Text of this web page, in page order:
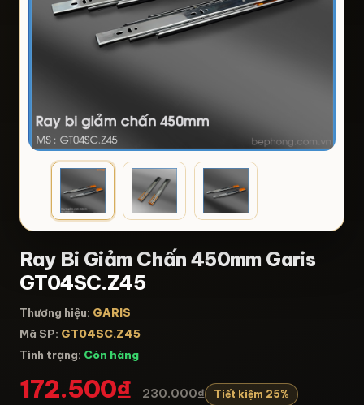
Ray Bi Giảm Chấn 450mm Garis
GT04SC.Z45
Thương hiệu: GARIS
Mã SP: GT04SC.Z45
Tình trạng: Còn hàng
172.500₫ 230.000₫ Tiết kiệm 25%